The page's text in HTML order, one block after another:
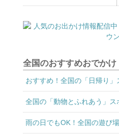
全国のおすすめおでかけ
おすすめ！全国の「日帰り」
全国の「動物とふれあう」ス
雨の日でもOK！全国の遊び場